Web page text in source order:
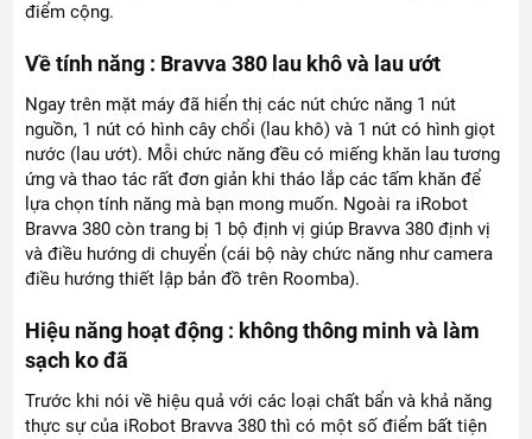
điểm cộng.
Về tính năng : Bravva 380 lau khô và lau ướt
Ngay trên mặt máy đã hiển thị các nút chức năng 1 nút
nguồn, 1 nút có hình cây chổi (lau khô) và 1 nút có hình giọt
nước (lau ướt). Mỗi chức năng đều có miếng khăn lau tương
ứng và thao tác rất đơn giản khi tháo lắp các tấm khăn để
lựa chọn tính năng mà bạn mong muốn. Ngoài ra iRobot
Bravva 380 còn trang bị 1 bộ định vị giúp Bravva 380 định vị
và điều hướng di chuyển (cái bộ này chức năng như camera
điều hướng thiết lập bản đồ trên Roomba).
Hiệu năng hoạt động : không thông minh và làm
sạch ko đã
Trước khi nói về hiệu quả với các loại chất bẩn và khả năng
thực sự của iRobot Bravva 380 thì có một số điểm bất tiện